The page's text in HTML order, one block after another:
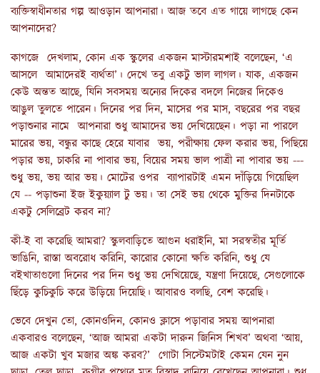
ব্যক্তিস্বাধীনতার গল্প আওড়ান আপনারা। আজ তবে এত গায়ে লাগছে কেন
আপনাদের?
কাগজে দেখলাম, কোন এক স্কুলের একজন মাস্টারমশাই বলেছেন, ‘এ
আসলে আমাদেরই ব্যর্থতা’। দেখে তবু একটু ভাল লাগল। যাক, একজন
কেউ অন্তত আছে, যিনি সবসময় অন্যের দিকের বদলে নিজের দিকেও
আঙুল তুলতে পারেন। দিনের পর দিন, মাসের পর মাস, বছরের পর বছর
পড়াশুনার নামে আপনারা শুধু আমাদের ভয় দেখিয়েছেন। পড়া না পারলে
মারের ভয়, বন্ধুর কাছে হেরে যাবার ভয়, পরীক্ষায় ফেল করার ভয়, পিছিয়ে
পড়ার ভয়, চাকরি না পাবার ভয়, বিয়ের সময় ভাল পাত্রী না পাবার ভয় ---
শুধু ভয়, ভয় আর ভয়। মোটের ওপর ব্যাপারটাই এমন দাঁড়িয়ে গিয়েছিল
যে -- পড়াশুনা ইজ ইকুয়্যাল টু ভয়। তা সেই ভয় থেকে মুক্তির দিনটাকে
একটু সেলিব্রেট করব না?
কী-ই বা করেছি আমরা? স্কুলবাড়িতে আগুন ধরাইনি, মা সরস্বতীর মূর্তি
ভাঙিনি, রাস্তা অবরোধ করিনি, কারোর কোনো ক্ষতি করিনি, শুধু যে
বইখাতাগুলো দিনের পর দিন শুধু ভয় দেখিয়েছে, যন্ত্রণা দিয়েছে, সেগুলোকে
ছিঁড়ে কুচিকুচি করে উড়িয়ে দিয়েছি। আবারও বলছি, বেশ করেছি।
ভেবে দেখুন তো, কোনওদিন, কোনও ক্লাসে পড়াবার সময় আপনারা
একবারও বলেছেন, ‘আজ আমরা একটা দারুন জিনিস শিখব’ অথবা ‘আয়,
আজ একটা খুব মজার অঙ্ক করব?’ গোটা সিস্টেমটাই কেমন যেন নুন